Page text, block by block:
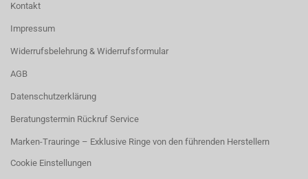
Kontakt
Impressum
Widerrufsbelehrung & Widerrufsformular
AGB
Datenschutzerklärung
Beratungstermin Rückruf Service
Marken-Trauringe – Exklusive Ringe von den führenden Herstellern
Cookie Einstellungen